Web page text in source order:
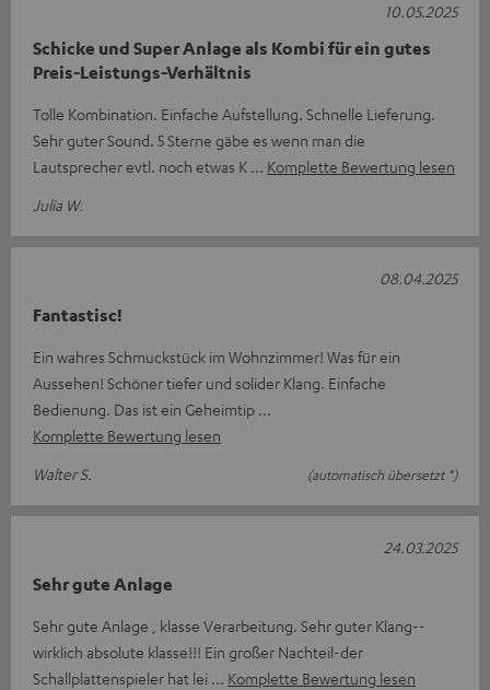
Schicke und Super Anlage als Kombi für ein gutes
Preis-Leistungs-Verhältnis
Tolle Kombination. Einfache Aufstellung. Schnelle Lieferung.
Sehr guter Sound. 5 Sterne gäbe es wenn man die
Lautsprecher evtl. noch etwas K
Komplette Bewertung lesen
Julia W.
10.05.2025
Fantastisc!
Ein wahres Schmuckstück im Wohnzimmer! Was für ein
Aussehen! Schöner tiefer und solider Klang. Einfache
Bedienung. Das ist ein Geheimtip
Komplette Bewertung lesen
Walter S.
(automatisch übersetzt *)
08.04.2025
Sehr gute Anlage
Sehr gute Anlage , klasse Verarbeitung. Sehr guter Klang--
wirklich absolute klasse!!! Ein großer Nachteil-der
Schallplattenspieler hat lei
Komplette Bewertung lesen
24.03.2025